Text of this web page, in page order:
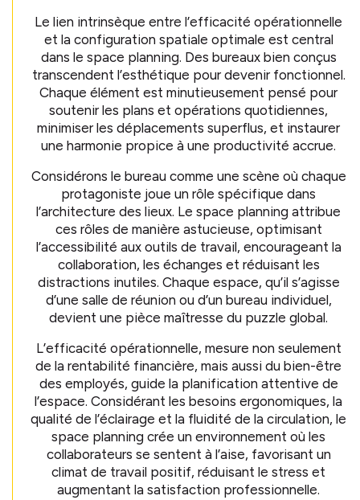
Le lien intrinsèque entre l’efficacité opérationnelle
et la configuration spatiale optimale est central
dans le space planning. Des bureaux bien conçus
transcendent l’esthétique pour devenir fonctionnel.
Chaque élément est minutieusement pensé pour
soutenir les plans et opérations quotidiennes,
minimiser les déplacements superflus, et instaurer
une harmonie propice à une productivité accrue.
Considérons le bureau comme une scène où chaque
protagoniste joue un rôle spécifique dans
l’architecture des lieux. Le space planning attribue
ces rôles de manière astucieuse, optimisant
l’accessibilité aux outils de travail, encourageant la
collaboration, les échanges et réduisant les
distractions inutiles. Chaque espace, qu’il s’agisse
d’une salle de réunion ou d’un bureau individuel,
devient une pièce maîtresse du puzzle global.
L’efficacité opérationnelle, mesure non seulement
de la rentabilité financière, mais aussi du bien-être
des employés, guide la planification attentive de
l’espace. Considérant les besoins ergonomiques, la
qualité de l’éclairage et la fluidité de la circulation, le
space planning crée un environnement où les
collaborateurs se sentent à l’aise, favorisant un
climat de travail positif, réduisant le stress et
augmentant la satisfaction professionnelle.